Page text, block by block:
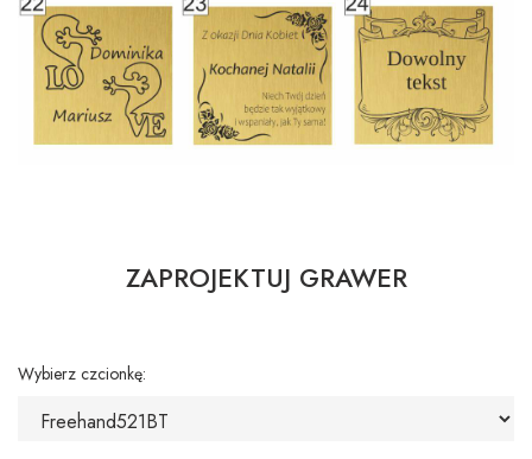
ZAPROJEKTUJ GRAWER
Wybierz czcionkę: